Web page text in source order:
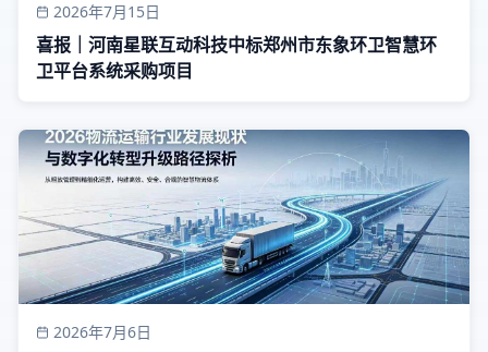
2026年7月15日
喜报｜河南星联互动科技中标郑州市东象环卫智慧环
卫平台系统采购项目
2026年7月6日